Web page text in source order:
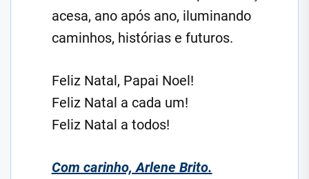
acesa, ano após ano, iluminando
caminhos, histórias e futuros.
Feliz Natal, Papai Noel!
Feliz Natal a cada um!
Feliz Natal a todos!
Com carinho, Arlene Brito.